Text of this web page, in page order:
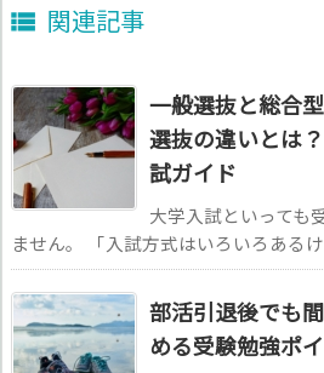
 関連記事
一般選抜と総合
選抜の違いとは
試ガイド
大学入試といっても
ません。 「入試方式はいろいろあるけ
部活引退後でも
める受験勉強ポ